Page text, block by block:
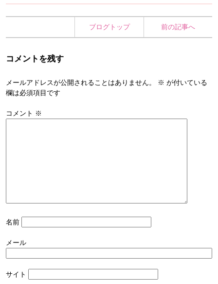
ブログトップ 前の記事へ
コメントを残す
メールアドレスが公開されることはありません。 ※ が付いている
欄は必須項目です
コメント ※
名前
メール
サイト